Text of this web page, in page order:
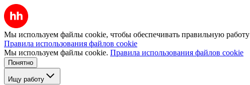
Мы используем файлы cookie, чтобы обеспечивать правильную работу
Правила использования файлов cookie
Мы используем файлы cookie. Правила использования файлов cookie
Понятно
Ищу работу